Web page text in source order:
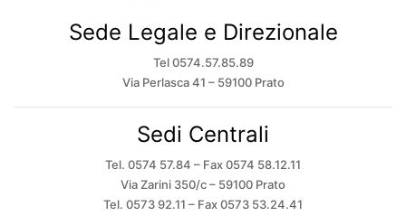
Sede Legale e Direzionale
Tel 0574.57.85.89
Via Perlasca 41 – 59100 Prato
Sedi Centrali
Tel. 0574 57.84 – Fax 0574 58.12.11
Via Zarini 350/c – 59100 Prato
Tel. 0573 92.11 – Fax 0573 53.24.41